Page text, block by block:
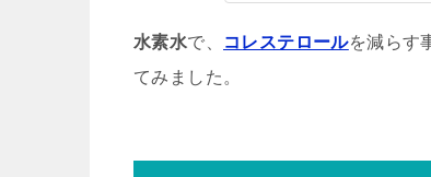
水素水で、 コレステロールを減らす
てみました。